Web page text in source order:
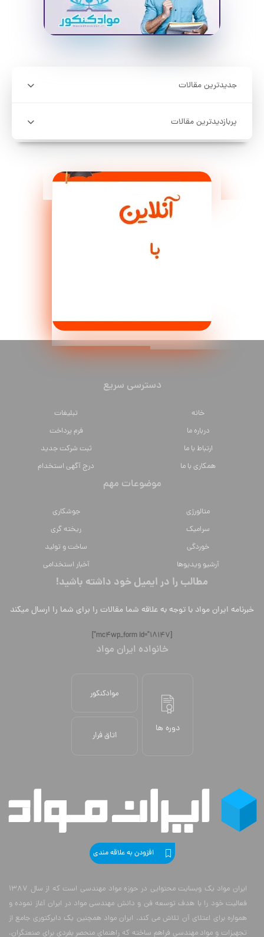
جدیدترین مقالات
پربازدیدترین مقالات
دسترسی سریع
خانه
تبلیغات
درباره ما
فرم پرداخت
ارتباط با ما
ثبت شرکت جدید
همکاری با ما
درج آگهی استخدام
موضوعات مهم
متالورژي
جوشکاری
سراميك
ریخته گری
خوردگی
ساخت و تولید
آرشیو ویدیوها
آخبار استخدامی
مطالب را در ایمیل خود داشته باشید!
خبرنامه ایران مواد با توجه به علاقه شما مقالات را برای شما را ارسال میکند
[mc4wp_form id="18147"]
خانواده ایران مواد
دوره ها
موادکنکور
اتاق فرار
افزودن به علاقه مندی
ایران مواد یک وبسایت محتوایی در حوزه مواد مهندسی است که از سال 1387
فعالیت خود را با هدف توسعه فن و دانش مهندسی مواد در ایران آغاز نموده و
همواره برای اعتلای آن تلاش می کند. ایران مواد همچنین یک دایرکتوری جامع از
تجهیزات و مواد مهندسی فراهم ساخته که راهنمای منحصر بفردی برای صنعتگران،